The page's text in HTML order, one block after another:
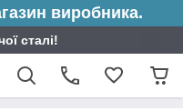
виробника.
сталі!